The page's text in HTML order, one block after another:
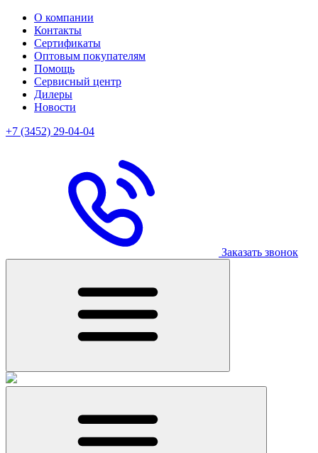
О компании
Контакты
Сертификаты
Оптовым покупателям
Помощь
Сервисный центр
Дилеры
Новости
+7 (3452) 29-04-04
Заказать звонок